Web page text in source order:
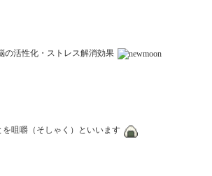
の活性化・ストレス解消効果
を咀嚼（そしゃく）といいます